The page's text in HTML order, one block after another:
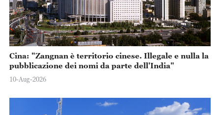
Cina: "Zangnan è territorio cinese. Illegale e nulla la
pubblicazione dei nomi da parte dell'India"
10-Aug-2026